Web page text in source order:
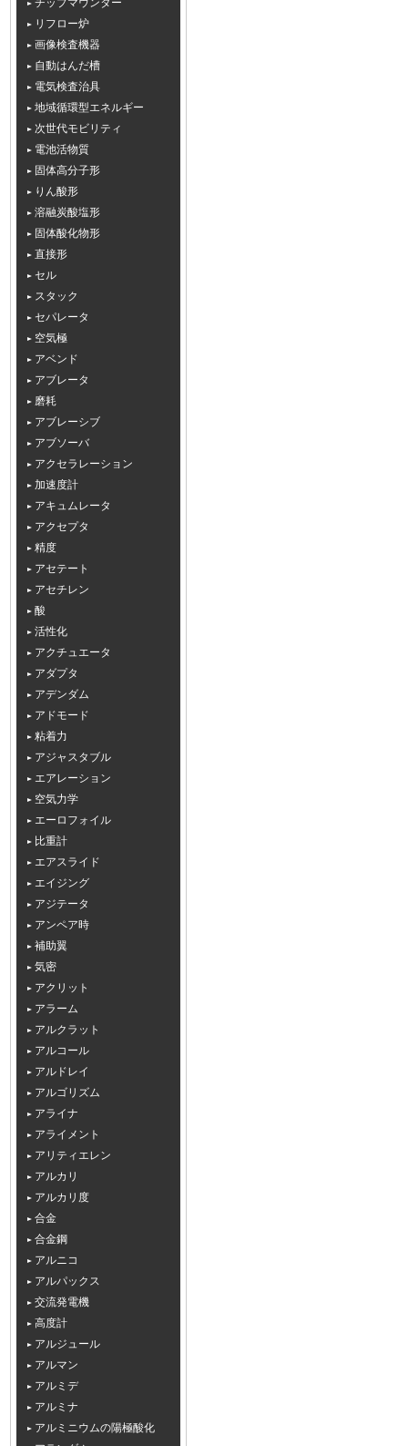
チップマウンター
リフロー炉
画像検査機器
自動はんだ槽
電気検査治具
地域循環型エネルギー
次世代モビリティ
電池活物質
固体高分子形
りん酸形
溶融炭酸塩形
固体酸化物形
直接形
セル
スタック
セパレータ
空気極
アベンド
アブレータ
磨耗
アブレーシブ
アブソーバ
アクセラレーション
加速度計
アキュムレータ
アクセプタ
精度
アセテート
アセチレン
酸
活性化
アクチュエータ
アダプタ
アデンダム
アドモード
粘着力
アジャスタブル
エアレーション
空気力学
エーロフォイル
比重計
エアスライド
エイジング
アジテータ
アンペア時
補助翼
気密
アクリット
アラーム
アルクラット
アルコール
アルドレイ
アルゴリズム
アライナ
アライメント
アリティエレン
アルカリ
アルカリ度
合金
合金鋼
アルニコ
アルパックス
交流発電機
高度計
アルジュール
アルマン
アルミデ
アルミナ
アルミニウムの陽極酸化